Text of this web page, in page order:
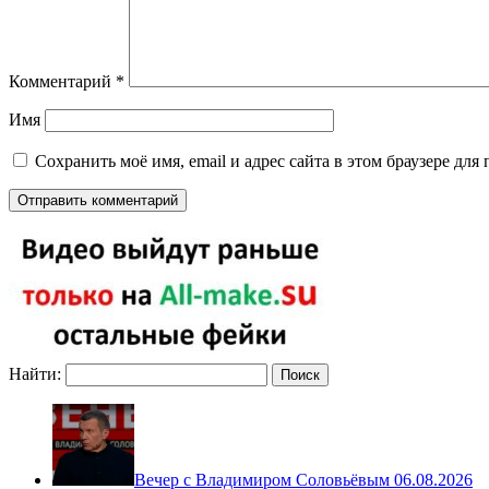
Комментарий *
Имя
Сохранить моё имя, email и адрес сайта в этом браузере
Найти:
Вечер с Владимиром Соловьёвым 06.08.2026